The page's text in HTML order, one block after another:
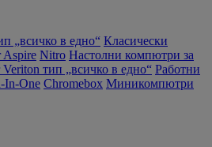
„всичко в едно“ Класически
Aspire Nitro Настолни компютри за
Veriton тип „всичко в едно“ Работни
In-One Chromebox Миникомпютри